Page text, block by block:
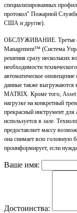
специализированных
протокол" Пожарной
США и другие).
ОБСЛУЖИВАНИЕ. Третья
Management™ (Система
решения сразу нескольких
необходимости
автоматическое
данные также выгружаются
MATRIX. Кроме того, Asset
нагрузке на конкретный
прекрасный инструмент для
используется в зале.
предоставляет массу
она снимает всю головную
проинформирует, если
Ваше имя:
Достоинства: